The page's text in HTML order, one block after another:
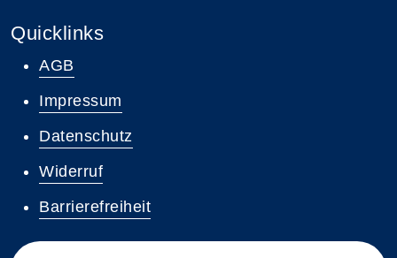
Quicklinks
AGB
Impressum
Datenschutz
Widerruf
Barrierefreiheit